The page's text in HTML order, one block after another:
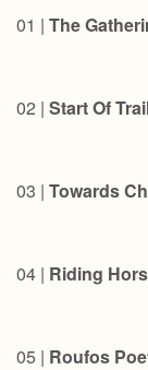
01 | The
02 | Start Of
03 | Towards
04 | Riding
05 | Roufos